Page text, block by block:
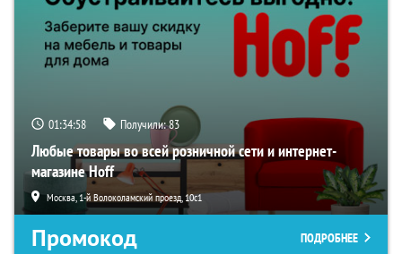
01:34:57 Получили:83
Любые товары во всей розничной сети и интернет-
магазине Hoff
Москва, 1-й Волоколамский проезд, 10с1
Промокод ПОДРОБНЕЕ